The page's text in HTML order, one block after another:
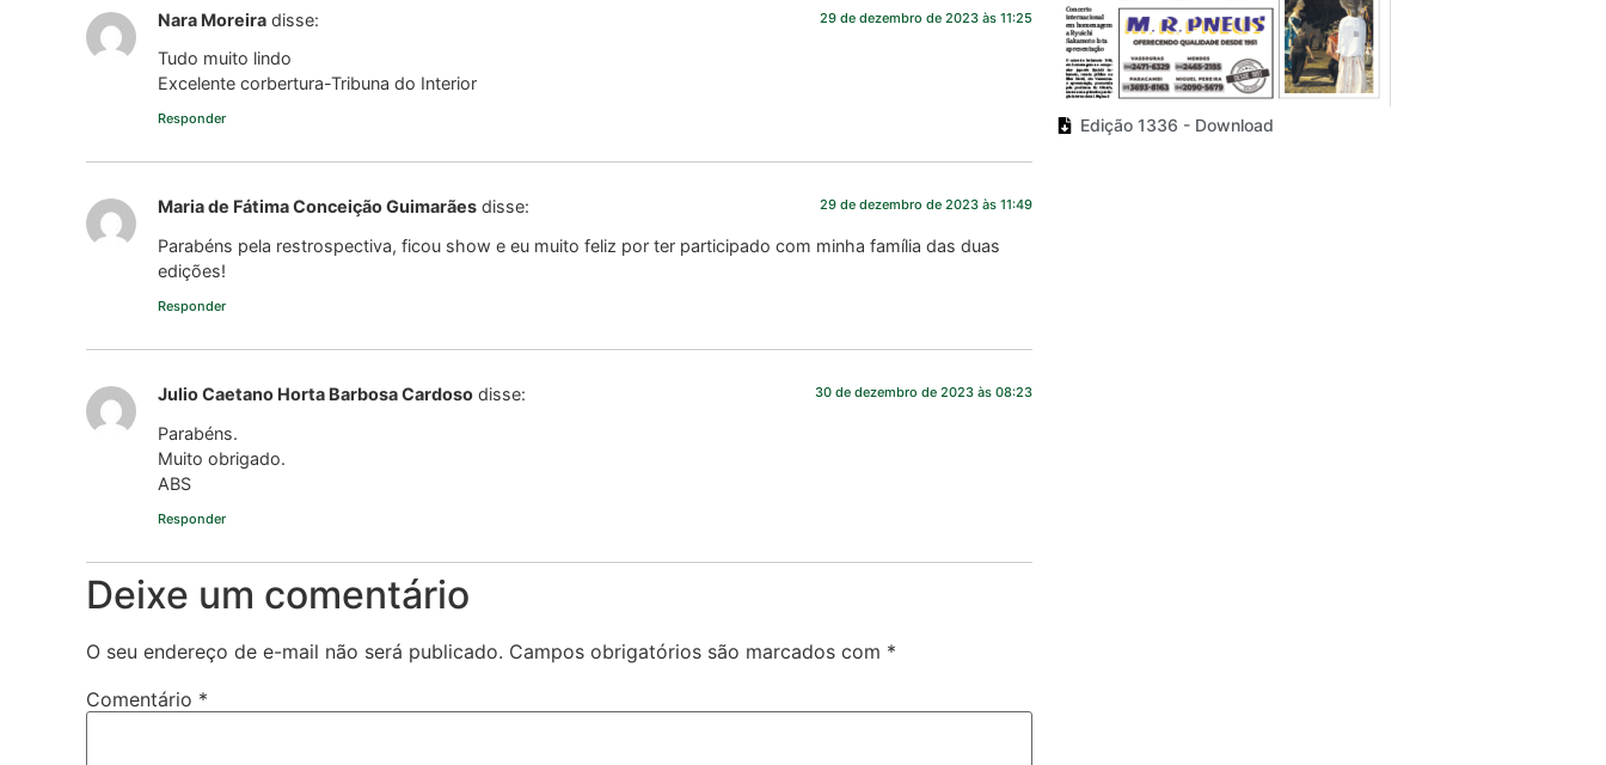
Nara Moreira disse: 29 de dezembro de 2023 às 11:25
Tudo muito lindo
Excelente corbertura-Tribuna do Interior
Responder
Maria de Fátima Conceição Guimarães disse: 29 de dezembro de 2023 às 11:49
Parabéns pela restrospectiva, ficou show e eu muito feliz por ter participado com minha família das duas
edições!
Responder
Julio Caetano Horta Barbosa Cardoso disse: 30 de dezembro de 2023 às 08:23
Parabéns.
Muito obrigado.
ABS
Responder
Deixe um comentário
O seu endereço de e-mail não será publicado. Campos obrigatórios são marcados com *
Comentário *
Edição 1336 - Download